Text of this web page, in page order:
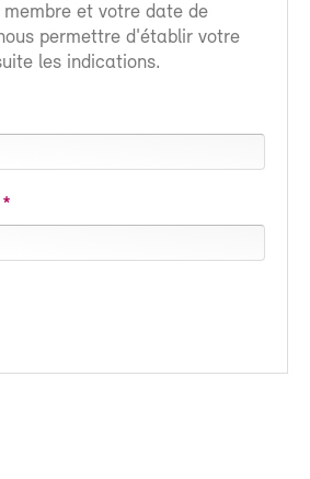
et votre date de
permettre d'établir votre
les indications.